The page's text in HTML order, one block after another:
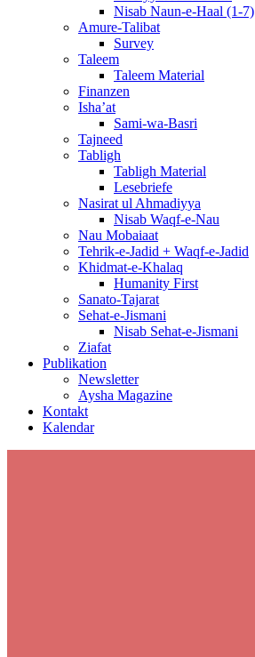
Nisab Naun-e-Haal (1-7)
Amure-Talibat
Survey
Taleem
Taleem Material
Finanzen
Isha’at
Sami-wa-Basri
Tajneed
Tabligh
Tabligh Material
Lesebriefe
Nasirat ul Ahmadiyya
Nisab Waqf-e-Nau
Nau Mobaiaat
Tehrik-e-Jadid + Waqf-e-Jadid
Khidmat-e-Khalaq
Humanity First
Sanato-Tajarat
Sehat-e-Jismani
Nisab Sehat-e-Jismani
Ziafat
Publikation
Newsletter
Aysha Magazine
Kontakt
Kalendar